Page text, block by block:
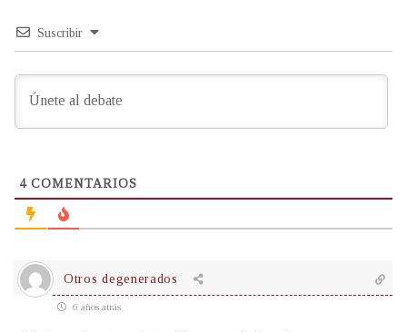
Suscribir
4COMENTARIOS
Otros degenerados
6 años atrás